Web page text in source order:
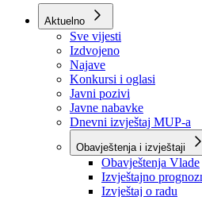
Aktuelno
Sve vijesti
Izdvojeno
Najave
Konkursi i oglasi
Javni pozivi
Javne nabavke
Dnevni izvještaj MUP-a
Obavještenja i izvještaji